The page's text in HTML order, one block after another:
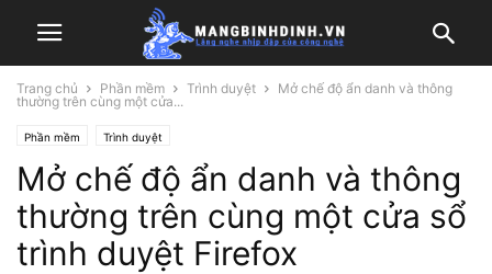
Trang chủ Phần mềm Trình duyệt
Mở chế độ ẩn danh và thông
thường trên cùng một cửa...
Phần mềm Trình duyệt
Mở chế độ ẩn danh và thông
thường trên cùng một cửa sổ
trình duyệt Firefox